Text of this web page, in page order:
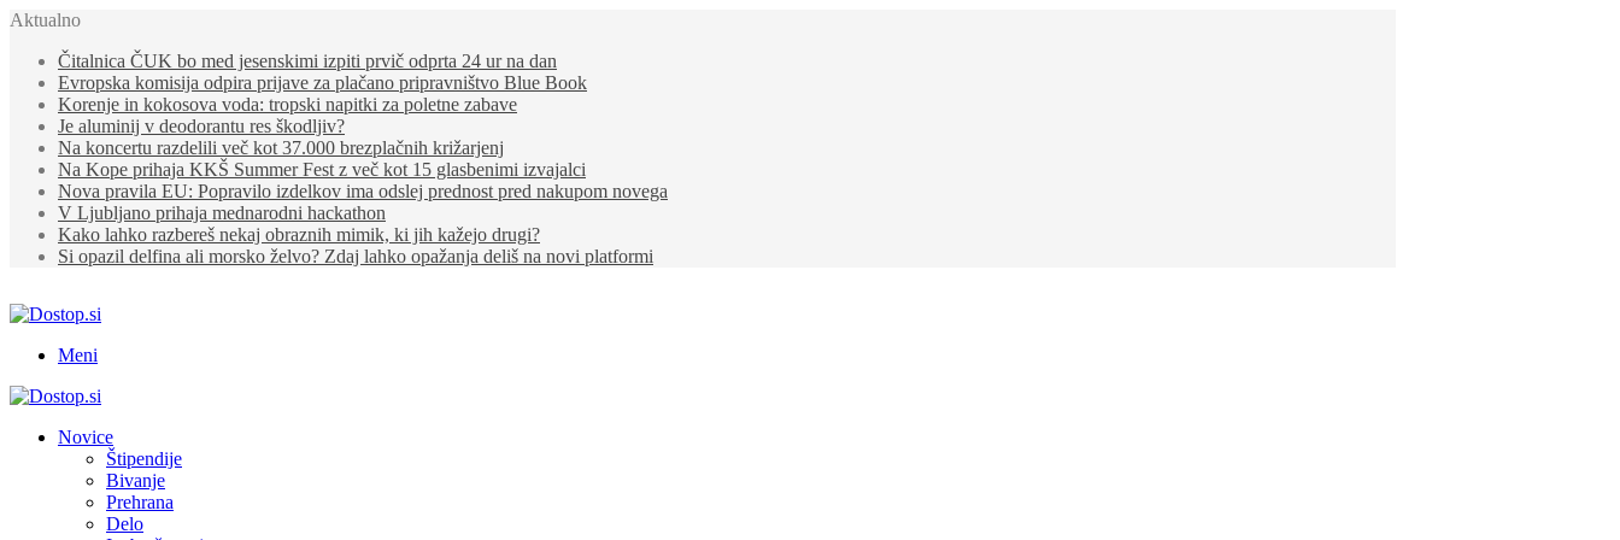
Aktualno
Čitalnica ČUK bo med jesenskimi izpiti prvič odprta 24 ur na dan
Evropska komisija odpira prijave za plačano pripravništvo Blue Book
Korenje in kokosova voda: tropski napitki za poletne zabave
Je aluminij v deodorantu res škodljiv?
Na koncertu razdelili več kot 37.000 brezplačnih križarjenj
Na Kope prihaja KKŠ Summer Fest z več kot 15 glasbenimi izvajalci
Nova pravila EU: Popravilo izdelkov ima odslej prednost pred nakupom novega
V Ljubljano prihaja mednarodni hackathon
Kako lahko razbereš nekaj obraznih mimik, ki jih kažejo drugi?
Si opazil delfina ali morsko želvo? Zdaj lahko opažanja deliš na novi platformi
Meni
Novice
Štipendije
Bivanje
Prehrana
Delo